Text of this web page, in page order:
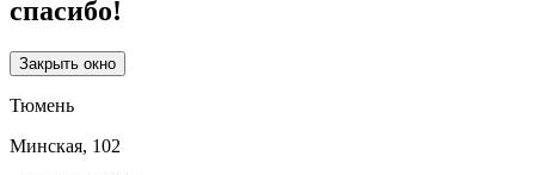
спасибо!
Закрыть окно
Тюмень
Минская, 102